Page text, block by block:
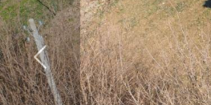
CONTATTI
dove
cercare
Provincia